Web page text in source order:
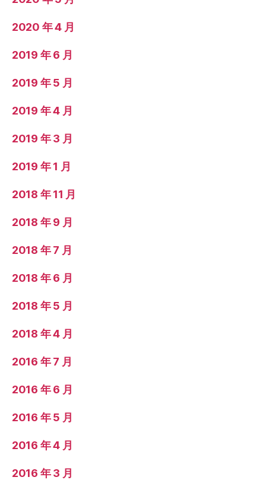
2020 年 4 月
2019 年 6 月
2019 年 5 月
2019 年 4 月
2019 年 3 月
2019 年 1 月
2018 年 11 月
2018 年 9 月
2018 年 7 月
2018 年 6 月
2018 年 5 月
2018 年 4 月
2016 年 7 月
2016 年 6 月
2016 年 5 月
2016 年 4 月
2016 年 3 月